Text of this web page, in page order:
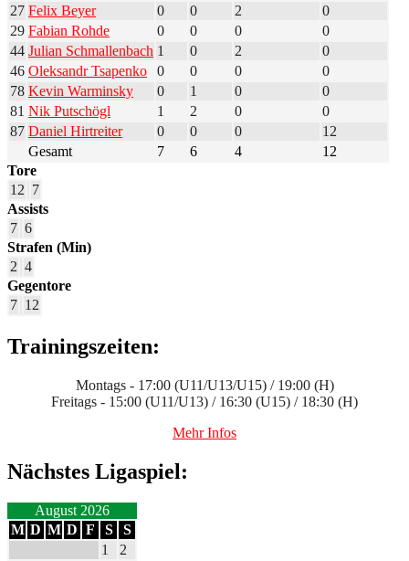
27 Felix Beyer 0 0 2
0
29 Fabian Rohde 0 0 0
0
44 Julian Schmallenbach 1 0 2
0
46 Oleksandr Tsapenko 0 0 0
0
78 Kevin Warminsky 0 1 0
0
81 Nik Putschögl 1 2 0
0
87 Daniel Hirtreiter 0 0 0
12
Gesamt
7 6 4
12
Tore
12 7
Assists
7 6
Strafen (Min)
2 4
Gegentore
7 12
Trainingszeiten:
Montags - 17:00 (U11/U13/U15) / 19:00 (H)
Freitags - 15:00 (U11/U13) / 16:30 (U15) / 18:30 (H)
Mehr Infos
Nächstes Ligaspiel:
August 2026
M D M D F S
S
1
2